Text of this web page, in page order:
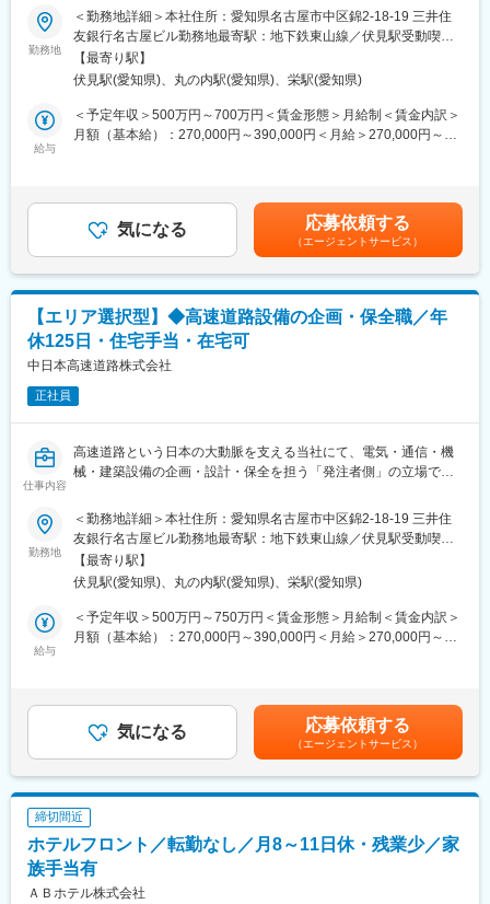
★ジョブローテーションで「保全・建設・技術開発」を横断しキ
ャリア形成
■募集背景
老朽化した高速道路の大規模リニューアルや渋滞対策、スマート
IC整備など、社会インフラの高度化が進む中、当社の担う役割は
ますます拡大しています。約2,200km・1日170万台の交通を支え
■職務概要
高速道路（橋梁・トンネル・土工構造物等）の建設および保全に
おいて、発注者の立場でプロジェクト全体のマネジメントを担い
■業務詳細
（1）保全業務
点検・補修工事、災害対応、事故復旧、雪氷対策などの計画立案
および進行管理。日々の安全・安心を守るための維持管理を担い
ます。
（2）建設業務
新規高速道路や大規模更新工事において、設計コンサルタントや
ゼネコンと協働し、設計・発注・工事監理を実施。品質・工程・
コスト・安全の観点でプロジェクトを統括します。
■職務の特徴／魅力
・ゼネコン等の「施工」ではなく、発注者として上流工程から携
われるため、事業全体を俯瞰した経験が可能
ルの大きさ
・通信・電気・機械など多分野との連携を通じた総合技術力の向
中途入社者も多数在籍しており、ゼネコン出身者やコンサル、公
務員など多様なバックグラウンドのメンバーが活躍しています。
入社後はOJTや各種研修を通じて知識を習得し、早期に主担当と
して案件をリードしていただくことを期待しています。
■キャリアパス
ジョブローテーションにより、保全・建設・技術開発など複数領
域を経験可能。土木技術者としての専門性を高めながら、将来的
にはプロジェクトマネージャーや組織マネジメントへのステップ
勤務地
＜勤務地詳細＞本社住所：愛知県名古屋市中区錦2-18-19 三井住
友銀行名古屋ビル勤務地最寄駅：地下鉄東山線／伏見駅受動喫煙
対策：敷地内全面禁煙変更の範囲：会社の定める事業所（リモー
トワーク含む）
【最寄り駅】
伏見駅(愛知県)、丸の内駅(愛知県)、栄駅(愛知県)
給与
＜予定年収＞500万円～700万円＜賃金形態＞月給制＜賃金内訳＞
月額（基本給）：270,000円～390,000円＜月給＞270,000円～
当＋賞与年収650万 ／ 31歳 経験2年 ／月給34万＋手当+賞与年収
700万 ／ 34歳 経験2年 ／月給37万＋手当＋賞与賃金はあくまでも
目安の金額であり、選考を通じて上下する可能性があります。月
給(月額)は固定手当を含めた表記です。
気になる 応募依頼する
（エージェントサービス）
【エリア選択型】◆高速道路設備の企画・保全職／年
休125日・住宅手当・在宅可
中日本高速道路株式会社
正社員
仕事内容
高速道路という日本の大動脈を支える当社にて、電気・通信・機
械・建築設備の企画・設計・保全を担う「発注者側」の立場で、
資の安定基盤のもと、約2,200kmの高速道路ネットワークを支
え、1日約170万台の移動を支える社会貢献性の高い仕事です。
★発注者側として大規模案件をリードできるポジション
★年収550万～800万円／住宅・家族手当など福利厚生充実
★完全週休2日制（土日祝）／年休125日／在宅勤務可
★ジョブローテーションにより幅広いキャリア形成が可能
ズが拡大しており、今後も安定して高速道路を支え続けるための
体制強化に伴う増員募集です。
画立案から設計・工事発注・進捗管理までを一貫して担当しま
す。実作業ではなく、協力会社やメーカーをマネジメントする立
場です。
■業務詳細
勤務地
＜勤務地詳細＞本社住所：愛知県名古屋市中区錦2-18-19 三井住
友銀行名古屋ビル勤務地最寄駅：地下鉄東山線／伏見駅受動喫煙
対策：敷地内全面禁煙変更の範囲：会社の定める事業所（リモー
トワーク含む）
【最寄り駅】
伏見駅(愛知県)、丸の内駅(愛知県)、栄駅(愛知県)
給与
＜予定年収＞500万円～750万円＜賃金形態＞月給制＜賃金内訳＞
月額（基本給）：270,000円～390,000円＜月給＞270,000円～
当＋賞与年収650万 ／ 31歳 経験2年 ／月給34万＋手当+賞与年収
700万 ／ 34歳 経験2年 ／月給37万＋手当＋賞与賃金はあくまでも
目安の金額であり、選考を通じて上下する可能性があります。月
給(月額)は固定手当を含めた表記です。
気になる 応募依頼する
（エージェントサービス）
締切間近
ホテルフロント／転勤なし／月8～11日休・残業少／家
族手当有
ＡＢホテル株式会社